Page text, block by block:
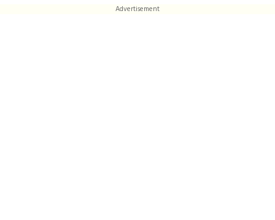
Advertisement